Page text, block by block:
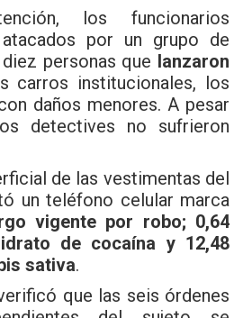
los funcionarios
por un grupo de
personas que lanzaron
carros institucionales, los
daños menores. A pesar
detectives no sufrieron
de las vestimentas del
un teléfono celular marca
vigente por robo; 0,64
de cocaína y 12,48
sativa.
que las seis órdenes